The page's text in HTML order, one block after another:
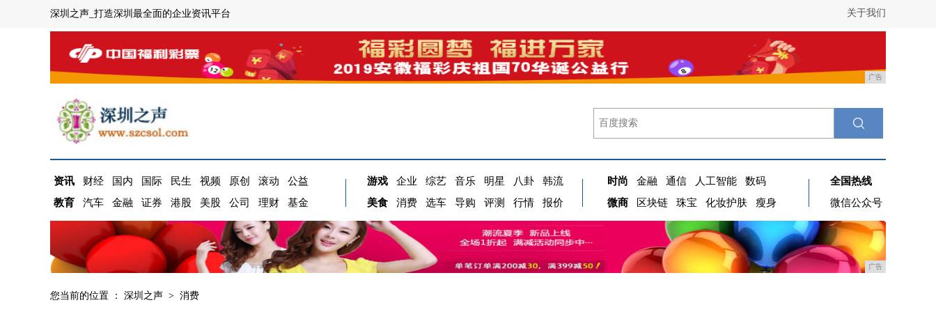
关于我们
深圳之声_打造深圳最全面的企业资讯平台
广告
资讯 财经 国内 国际 民生 视频 原创 滚动
公益
教育
汽车 金融 证券 港股 美股 公司 理财 基金
游戏 企业 综艺 音乐 明星 八卦
韩流
美食
消费 选车 导购 评测 行情 报价
时尚 金融 通信 人工智能
数码
微商
区块链 珠宝 化妆护肤 瘦身
全国热线
微信公众号
广告
您当前的位置 ： 深圳之声 > 消费